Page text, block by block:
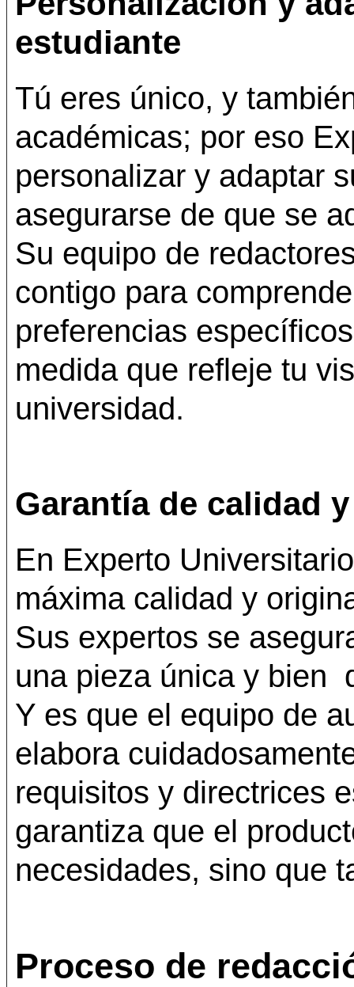
estudiante
Tú eres único, y
académicas; por eso
personalizar y adaptar
asegurarse de que se
Su equipo de
contigo para
preferencias
medida que refleje tu
universidad.
Garantía de calidad
En Experto
máxima calidad y
Sus expertos se
una pieza única y bien
Y es que el equipo de
elabora
requisitos y directrices
garantiza que el
necesidades, sino que
Proceso de